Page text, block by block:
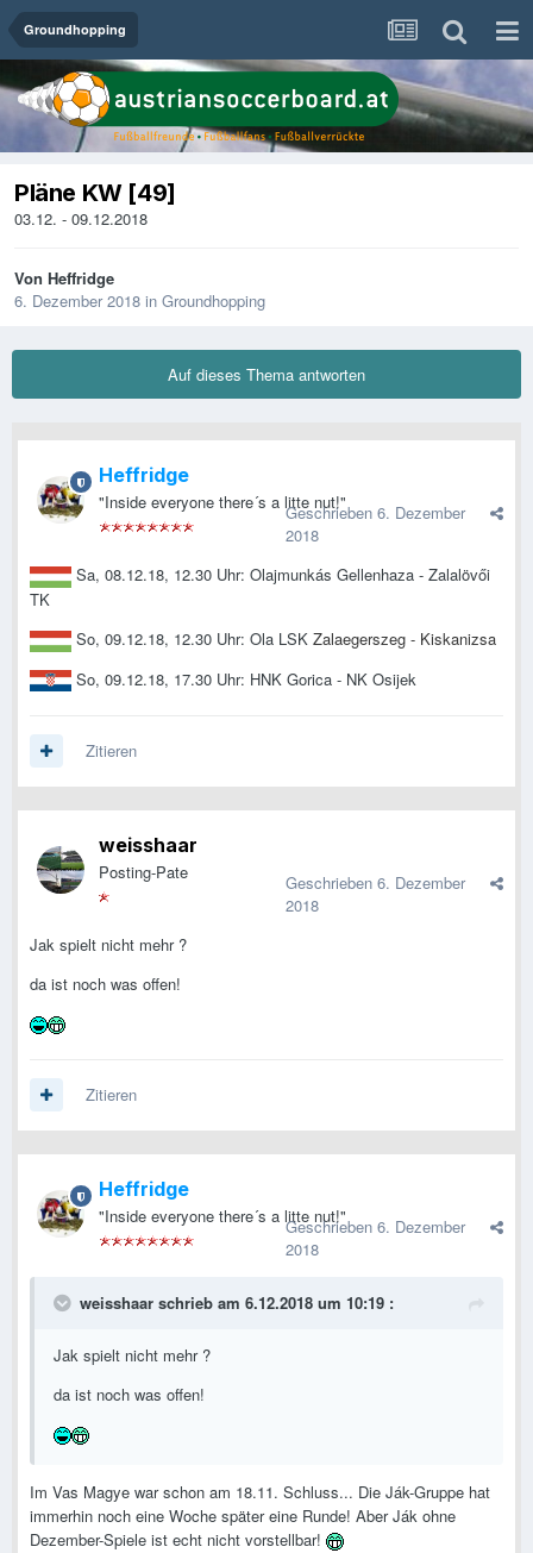
Groundhopping
Pläne KW [49]
03.12. - 09.12.2018
Von Heffridge
6. Dezember 2018 in Groundhopping
Auf dieses Thema antworten
Heffridge
"Inside everyone there´s a litte nut!"
Geschrieben 6. Dezember
2018
Sa, 08.12.18, 12.30 Uhr: Olajmunkás Gellenhaza - Zalalövői
TK
So, 09.12.18, 12.30 Uhr: Ola LSK Zalaegerszeg - Kiskanizsa
So, 09.12.18, 17.30 Uhr: HNK Gorica - NK Osijek
Zitieren
weisshaar
Posting-Pate Geschrieben 6. Dezember
2018
Jak spielt nicht mehr ?
da ist noch was offen!
Zitieren
Heffridge
"Inside everyone there´s a litte nut!"
Geschrieben 6. Dezember
2018
weisshaar schrieb am 6.12.2018 um 10:19 :
Jak spielt nicht mehr ?
da ist noch was offen!
Im Vas Magye war schon am 18.11. Schluss... Die Ják-Gruppe hat
immerhin noch eine Woche später eine Runde! Aber Ják ohne
Dezember-Spiele ist echt nicht vorstellbar!